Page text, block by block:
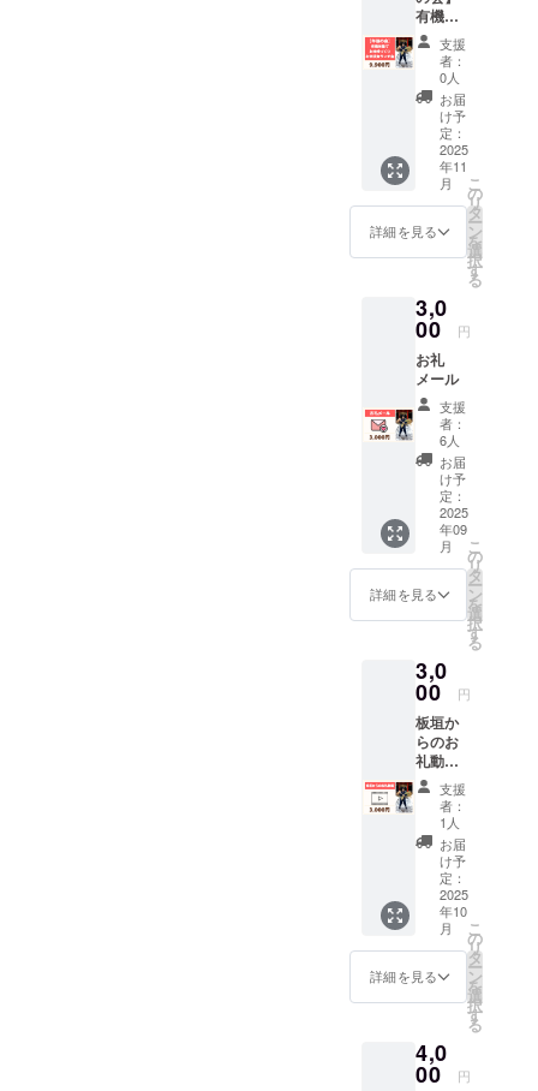
の交通
費や滞
在費は
各自で
ご負担
くださ
い。 ・
支援者
様との
連絡方
法：詳
細は
す。
宿泊費
は含ま
れてい
ませ
ん。 ・
支援者
様の交
通費や
滞在
費：支
援者様
の交通
ご負担
くださ
い。 ・
支援者
様との
連絡方
法：詳
細は
メール
で連絡
しま
す。
有機米
麹でお
味噌づ
くり＋
お米試
食ラン
チ会 日
時：
11/17（
月）午
後13:30
- 15:30
会場：
都内 ※
での交
通費、
宿泊が
必要な
場合の
宿泊費
は含ま
れてい
ませ
ん。 ・
支援者
様の交
通費や
滞在
費：支
援者様
各自で
ご負担
くださ
い。 ・
支援者
様との
連絡方
法：詳
細は
メール
で連絡
しま
す。
支援
者：
0人
お届
け予
定：
2025
年11
月
詳細を見る
こ
の
リ
タ
ー
ン
を
選
択
す
る
3,0
00 円
お礼
メール
支援
者：
6人
お届
け予
定：
2025
年09
月
詳細を見る
こ
の
リ
タ
ー
ン
を
選
択
す
る
3,0
00 円
板垣か
らのお
礼動画
・収録
時間：
5〜10分
間 ・提
供方
法：
メール
にURL
を記載
しま
す。
支援
者：
1人
お届
け予
定：
2025
年10
月
詳細を見る
こ
の
リ
タ
ー
ン
を
選
択
す
る
4,0
00 円